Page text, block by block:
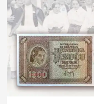
krune,
1.
red